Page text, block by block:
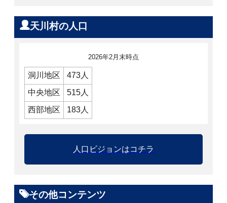
天川村の人口
2026年2月末時点
洞川地区
473人
中央地区
515人
西部地区
183人
人口ビジョンはコチラ
その他コンテンツ